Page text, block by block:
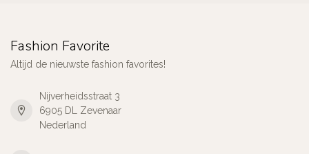
Fashion Favorite
Altijd de nieuwste fashion favorites!
Nijverheidsstraat 3
6905 DL Zevenaar
Nederland